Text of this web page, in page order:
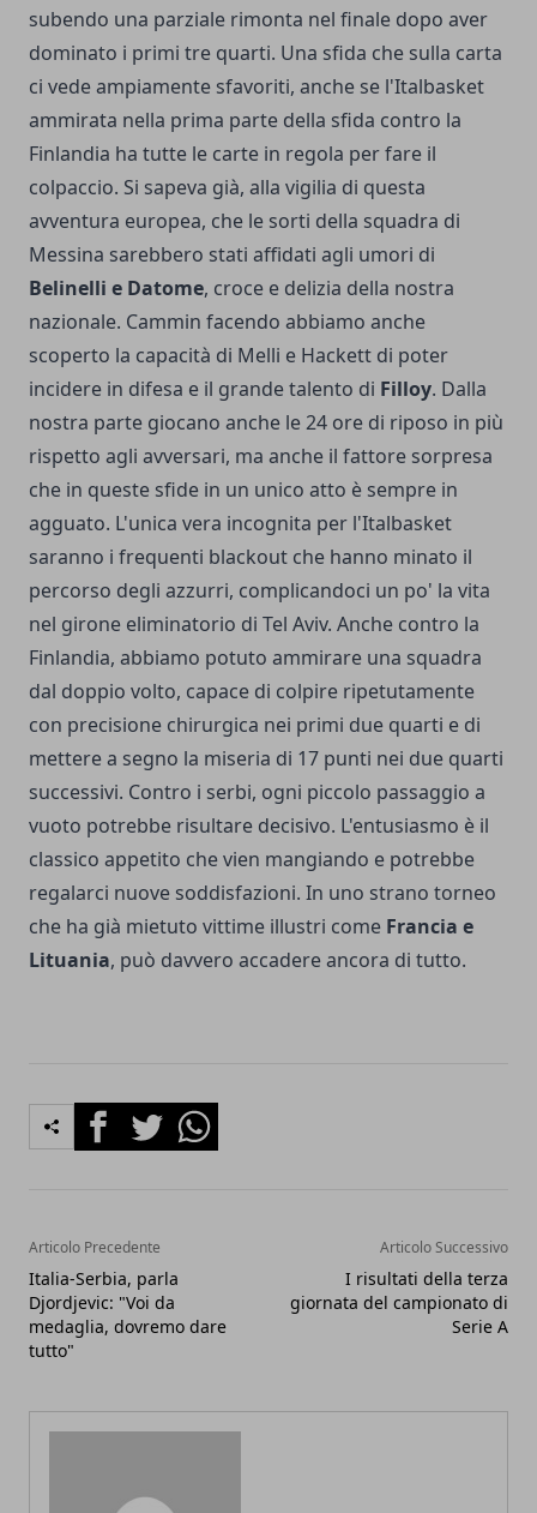
subendo una parziale rimonta nel finale dopo aver
dominato i primi tre quarti. Una sfida che sulla carta
ci vede ampiamente sfavoriti, anche se l'Italbasket
ammirata nella prima parte della sfida contro la
Finlandia ha tutte le carte in regola per fare il
colpaccio. Si sapeva già, alla vigilia di questa
avventura europea, che le sorti della squadra di
Messina sarebbero stati affidati agli umori di
Belinelli e Datome, croce e delizia della nostra
nazionale. Cammin facendo abbiamo anche
scoperto la capacità di Melli e Hackett di poter
incidere in difesa e il grande talento di Filloy. Dalla
nostra parte giocano anche le 24 ore di riposo in più
rispetto agli avversari, ma anche il fattore sorpresa
che in queste sfide in un unico atto è sempre in
agguato. L'unica vera incognita per l'Italbasket
saranno i frequenti blackout che hanno minato il
percorso degli azzurri, complicandoci un po' la vita
nel girone eliminatorio di Tel Aviv. Anche contro la
Finlandia, abbiamo potuto ammirare una squadra
dal doppio volto, capace di colpire ripetutamente
con precisione chirurgica nei primi due quarti e di
mettere a segno la miseria di 17 punti nei due quarti
successivi. Contro i serbi, ogni piccolo passaggio a
vuoto potrebbe risultare decisivo. L'entusiasmo è il
classico appetito che vien mangiando e potrebbe
regalarci nuove soddisfazioni. In uno strano torneo
che ha già mietuto vittime illustri come Francia e
Lituania, può davvero accadere ancora di tutto.
FacebookTwitterWhatsapp
Articolo Precedente
Italia-Serbia, parla
Djordjevic: "Voi da
medaglia, dovremo dare
tutto"
Articolo Successivo
I risultati della terza
giornata del campionato di
Serie A